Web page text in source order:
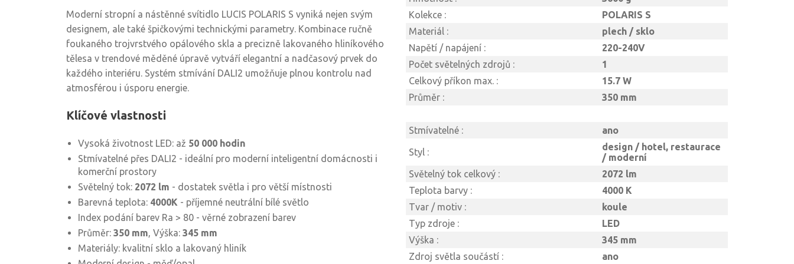
Moderní stropní a nástěnné svítidlo LUCIS POLARIS S vyniká nejen svým
designem, ale také špičkovými technickými parametry. Kombinace ručně
foukaného trojvrstvého opálového skla a precizně lakovaného hliníkového
tělesa v trendové měděné úpravě vytváří elegantní a nadčasový prvek do
každého interiéru. Systém stmívání DALI2 umožňuje plnou kontrolu nad
atmosférou i úsporu energie.
Klíčové vlastnosti
Vysoká životnost LED: až 50 000 hodin
Stmívatelné přes DALI2 - ideální pro moderní inteligentní domácnosti i
komerční prostory
Světelný tok: 2072 lm - dostatek světla i pro větší místnosti
Barevná teplota: 4000K - příjemné neutrální bílé světlo
Index podání barev Ra > 80 - věrné zobrazení barev
Průměr: 350 mm, Výška: 345 mm
Materiály: kvalitní sklo a lakovaný hliník
Kolekce :
POLARIS S
Materiál :
plech / sklo
Napětí / napájení :
220-240V
Počet světelných zdrojů :
1
Celkový příkon max. :
15.7 W
Průměr :
350 mm
Stmívatelné : ano
Styl :
design / hotel, restaurace
/ moderní
Světelný tok celkový :
2072 lm
Teplota barvy :
4000 K
Tvar / motiv :
koule
Typ zdroje :
LED
Výška :
345 mm
Zdroj světla součástí :
ano